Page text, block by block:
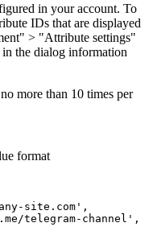
in your account. To
IDs that are displayed
> "Attribute settings"
the dialog information
more than 10 times per
format
site.com',
telegram-channel',